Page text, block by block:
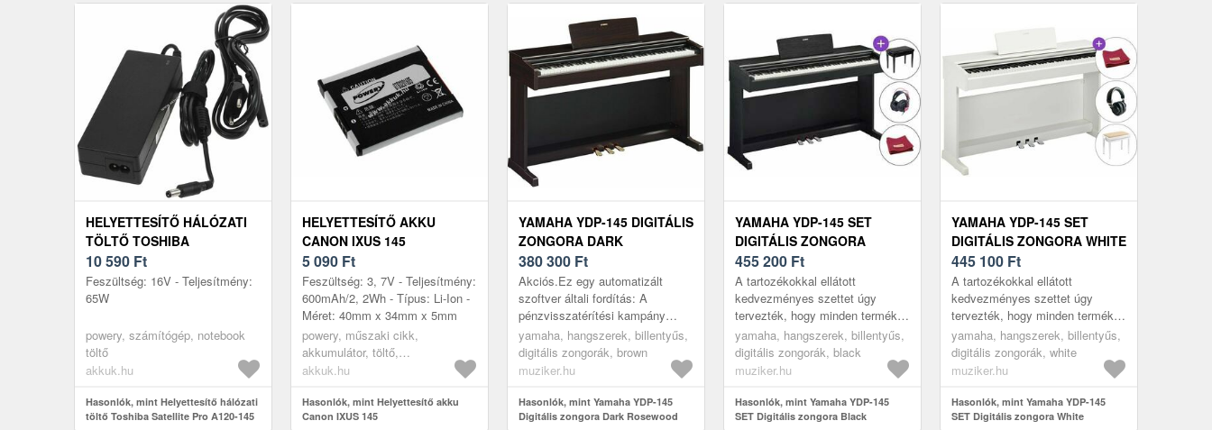
HELYETTESÍTŐ HÁLÓZATI
TÖLTŐ TOSHIBA
SATELLITE PRO A120-145
10 590 Ft
Feszültség: 16V - Teljesítmény:
65W
powery, számítógép, notebook
töltő
akkuk.hu
Hasonlók, mint Helyettesítő hálózati
töltő Toshiba Satellite Pro A120-145
HELYETTESÍTŐ AKKU
CANON IXUS 145
5 090 Ft
Feszültség: 3, 7V - Teljesítmény:
600mAh/2, 2Wh - Típus: Li-Ion -
Méret: 40mm x 34mm x 5mm
powery, műszaki cikk,
akkumulátor, töltő,
digitáliskamera akkumulátor
akkuk.hu
Hasonlók, mint Helyettesítő akku
Canon IXUS 145
YAMAHA YDP-145 DIGITÁLIS
ZONGORA DARK
ROSEWOOD
380 300 Ft
Akciós.Ez egy automatizált
szoftver általi fordítás: A
pénzvisszatérítési kampány
csak Szlovákiában,
Csehországban,
Lengyelországban,
yamaha, hangszerek, billentyűs,
digitális zongorák, brown
muziker.hu
Hasonlók, mint Yamaha YDP-145
Digitális zongora Dark Rosewood
YAMAHA YDP-145 SET
DIGITÁLIS ZONGORA
BLACK
455 200 Ft
A tartozékokkal ellátott
kedvezményes szettet úgy
tervezték, hogy minden termék
tökéletes harmóniát alkosson
egymással. A szett
megvásárlásával pén...
yamaha, hangszerek, billentyűs,
digitális zongorák, black
muziker.hu
Hasonlók, mint Yamaha YDP-145
SET Digitális zongora Black
YAMAHA YDP-145 SET
DIGITÁLIS ZONGORA WHITE
445 100 Ft
A tartozékokkal ellátott
kedvezményes szettet úgy
tervezték, hogy minden termék
tökéletes harmóniát alkosson
egymással. A szett
megvásárlásával pén...
yamaha, hangszerek, billentyűs,
digitális zongorák, white
muziker.hu
Hasonlók, mint Yamaha YDP-145
SET Digitális zongora White